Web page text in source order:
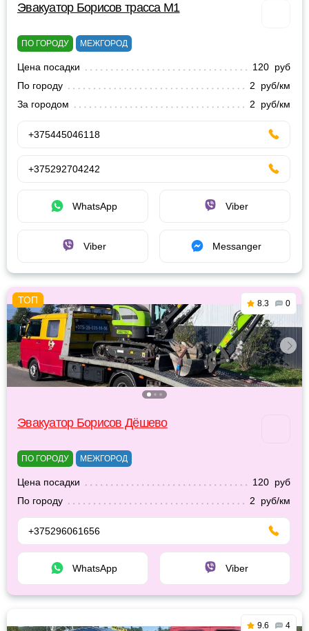
Эвакуатор Борисов трасса М1
ПО ГОРОДУ МЕЖГОРОД
Цена посадки
120 руб
По городу
2 руб/км
За городом
2 руб/км
+375445046118
+375292704242
WhatsApp Viber
Viber Messanger
8.3 0
Эвакуатор Борисов Дёшево
ПО ГОРОДУ МЕЖГОРОД
Цена посадки
120 руб
По городу
2 руб/км
+375296061656
WhatsApp Viber
9.6 4